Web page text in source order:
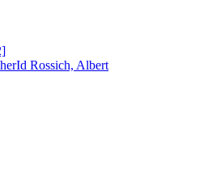
Rossich, Albert